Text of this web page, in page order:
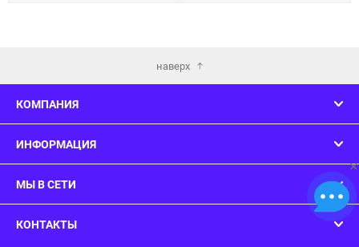
наверх
КОМПАНИЯ
ИНФОРМАЦИЯ
МЫ В СЕТИ
КОНТАКТЫ
×